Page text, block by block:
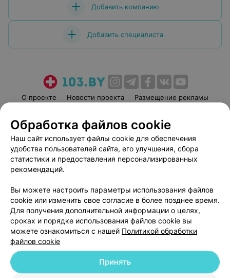
Добавить компанию
Добавить специалиста
О проекте Новости проекта
Размещение рекламы
Пользовательское соглашение
Способы оплаты
Вакансии
Партнеры
Написать руководителю 103.by
Обработка персональных данных
© 2026 ООО «Артокс Лаб», УНП 191700409
| 220012, Республика Беларусь,
Обработка файлов cookie
Наш сайт использует файлы cookie для обеспечения
удобства пользователей сайта, его улучшения, сбора
статистики и предоставления персонализированных
рекомендаций.
Вы можете настроить параметры использования файлов
cookie или изменить свое согласие в более позднее время.
Для получения дополнительной информации о целях,
сроках и порядке использования файлов cookie вы
можете ознакомиться с нашей Политикой обработки
файлов cookie
Принять